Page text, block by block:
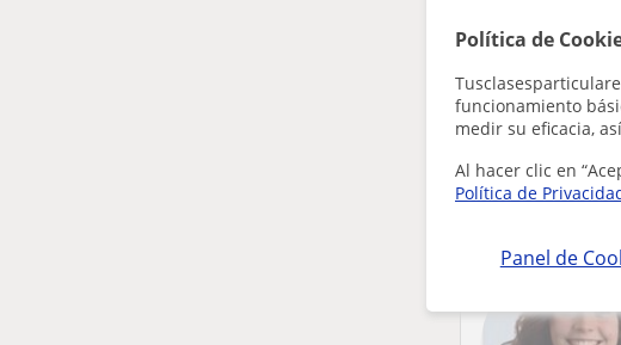
Política de
funcionamiento
medir su eficacia,
Al hacer clic en
Política de
Panel de